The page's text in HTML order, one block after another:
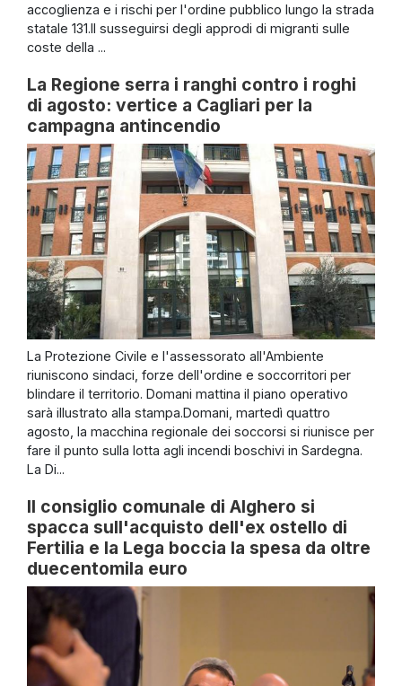
accoglienza e i rischi per l'ordine pubblico lungo la strada
statale 131.Il susseguirsi degli approdi di migranti sulle
coste della ...
La Regione serra i ranghi contro i roghi
di agosto: vertice a Cagliari per la
campagna antincendio
La Protezione Civile e l'assessorato all'Ambiente
riuniscono sindaci, forze dell'ordine e soccorritori per
blindare il territorio. Domani mattina il piano operativo
sarà illustrato alla stampa.Domani, martedì quattro
agosto, la macchina regionale dei soccorsi si riunisce per
fare il punto sulla lotta agli incendi boschivi in Sardegna.
La Di...
Il consiglio comunale di Alghero si
spacca sull'acquisto dell'ex ostello di
Fertilia e la Lega boccia la spesa da oltre
duecentomila euro